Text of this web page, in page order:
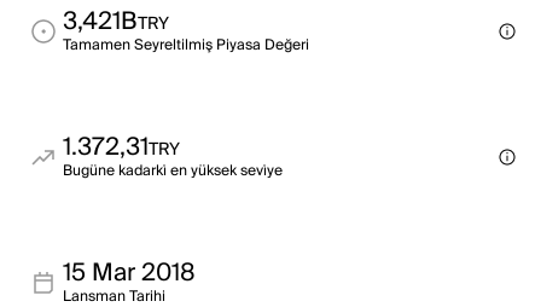
3,421BTRY
Tamamen Seyreltilmiş Piyasa Değeri
1.372,31TRY
Bugüne kadarki̇ en yüksek sevi̇ye
15 Mar 2018
Lansman Tarihi